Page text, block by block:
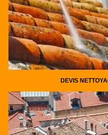
DEVIS